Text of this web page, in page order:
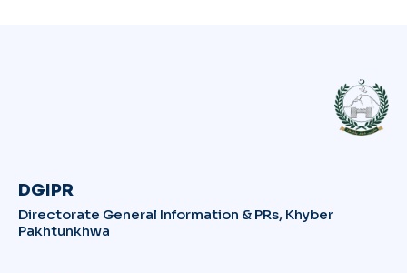
DGIPR
Directorate General Information & PRs, Khyber
Pakhtunkhwa